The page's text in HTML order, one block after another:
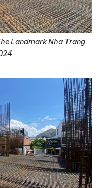
Landmark Nha Trang